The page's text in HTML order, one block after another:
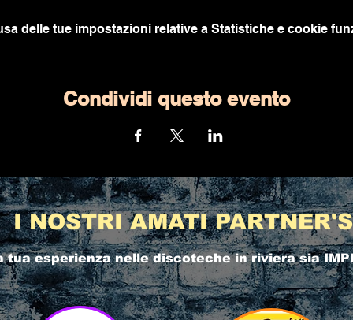
delle tue impostazioni relative a Statistiche e cookie
Condividi questo evento
I NOSTRI AMATI PARTNER'S
tua esperienza nellediscoteche in rivierasia